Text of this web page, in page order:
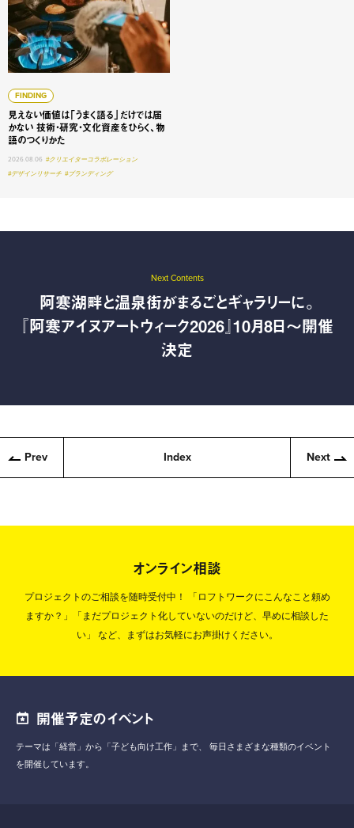
FINDING
見えない価値は「うまく語る」だけでは届
かない 技術・研究・文化資産をひらく、物
語のつくりかた
2026.08.06 #クリエイターコラボレーション
#デザインリサーチ #ブランディング
Next Contents
阿寒湖畔と温泉街がまるごとギャラリーに。
『阿寒アイヌアートウィーク2026』10月8日〜開催
決定
Prev Index Next
オンライン相談
プロジェクトのご相談を随時受付中！
「ロフトワークにこんなこと頼め
ますか？」「まだプロジェクト化していないのだけど、早めに相談した
い」
など、まずはお気軽にお声掛けください。
開催予定のイベント
テーマは「経営」から「子ども向け工作」まで、
毎日さまざまな種類のイベント
を開催しています。